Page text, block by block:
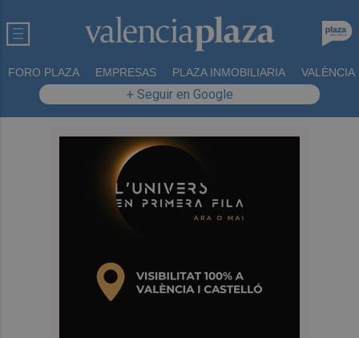
FORO PLAZA EMPRESAS PLAZA INMOBILIARIA VALÈNCIA
+ Seguir en Google